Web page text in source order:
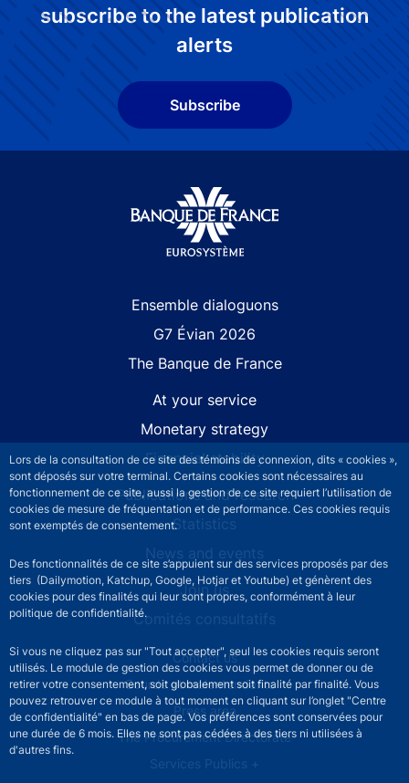
Lors de la consultation de ce site des témoins de connexion, dits « cookies »,
sont déposés sur votre terminal. Certains cookies sont nécessaires au
fonctionnement de ce site, aussi la gestion de ce site requiert l’utilisation de
cookies de mesure de fréquentation et de performance. Ces cookies requis
sont exemptés de consentement.
Des fonctionnalités de ce site s’appuient sur des services proposés par des
tiers (Dailymotion, Katchup, Google, Hotjar et Youtube) et génèrent des
cookies pour des finalités qui leur sont propres, conformément à leur
politique de confidentialité.
Si vous ne cliquez pas sur "Tout accepter", seul les cookies requis seront
utilisés. Le module de gestion des cookies vous permet de donner ou de
retirer votre consentement, soit globalement soit finalité par finalité. Vous
pouvez retrouver ce module à tout moment en cliquant sur l’onglet "Centre
de confidentialité" en bas de page. Vos préférences sont conservées pour
une durée de 6 mois. Elles ne sont pas cédées à des tiers ni utilisées à
d'autres fins.
subscribe to the latest publication
alerts
Subscribe
Ensemble dialoguons
G7 Évian 2026
The Banque de France
At your service
Monetary strategy
Financial stability
Publications and research
Statistics
News and events
Join us
Comités consultatifs
Footer secondary menuContact us
Sourds et malentendants
Press area
The Procurement Directorate
Services Publics +